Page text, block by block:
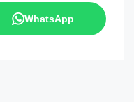
WhatsApp